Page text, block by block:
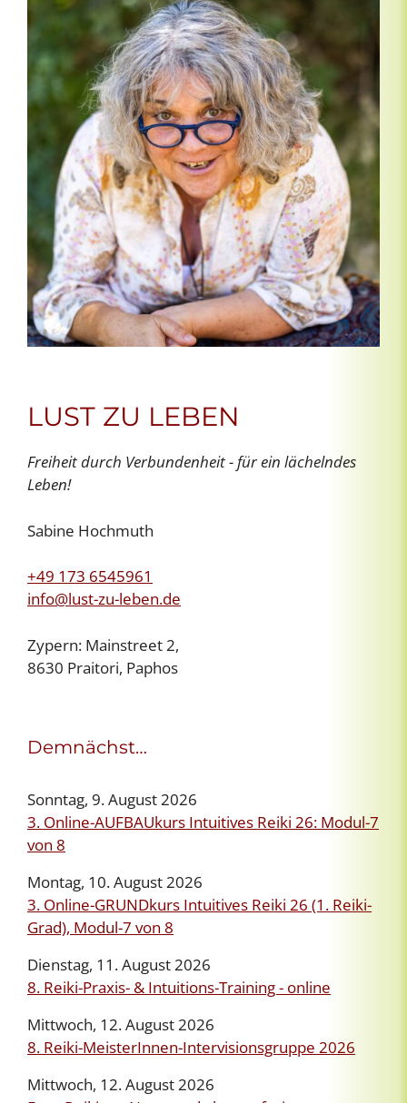
LUST ZU LEBEN
Freiheit durch Verbundenheit - für ein lächelndes
Leben!
Sabine Hochmuth
+49 173 6545961
info@lust-zu-leben.de
Zypern: Mainstreet 2,
8630 Praitori, Paphos
Demnächst…
Sonntag, 9. August 2026
3. Online-AUFBAUkurs Intuitives Reiki 26: Modul-7
von 8
Montag, 10. August 2026
3. Online-GRUNDkurs Intuitives Reiki 26 (1. Reiki-
Grad), Modul-7 von 8
Dienstag, 11. August 2026
8. Reiki-Praxis- & Intuitions-Training - online
Mittwoch, 12. August 2026
8. Reiki-MeisterInnen-Intervisionsgruppe 2026
Mittwoch, 12. August 2026